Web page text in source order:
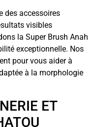
des accessoires
visibles
la Super Brush Anah
exceptionnelle. Nos
pour vous aider à
à la morphologie
ET